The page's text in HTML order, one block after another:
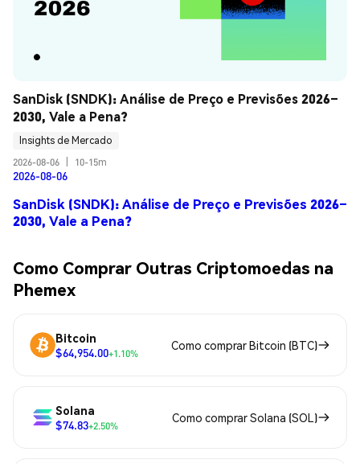
SanDisk (SNDK): Análise de Preço e Previsões 2026–
2030, Vale a Pena?
Insights de Mercado
2026-08-06
10-15m
2026-08-06
SanDisk (SNDK): Análise de Preço e Previsões 2026–
2030, Vale a Pena?
Como Comprar Outras Criptomoedas na
Phemex
Bitcoin
$64,954.00+1.10%
Como comprar Bitcoin (BTC)
Solana
$74.83+2.50%
Como comprar Solana (SOL)